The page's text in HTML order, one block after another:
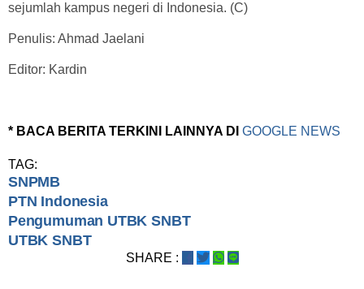
sejumlah kampus negeri di Indonesia. (C)
Penulis: Ahmad Jaelani
Editor: Kardin
* BACA BERITA TERKINI LAINNYA DI GOOGLE NEWS
TAG:
SNPMB
PTN Indonesia
Pengumuman UTBK SNBT
UTBK SNBT
SHARE :